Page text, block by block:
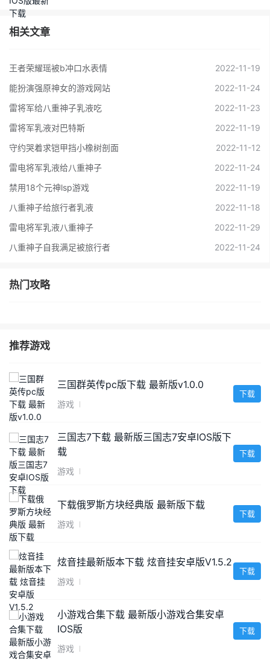
相关文章
王者荣耀瑶被b冲口水表情
2022-11-19
能扮演强原神女的游戏网站
2022-11-24
雷将军给八重神子乳液吃
2022-11-23
雷将军乳液对巴特斯
2022-11-19
守约哭着求铠甲挡小橡树剖面
2022-11-12
雷电将军乳液给八重神子
2022-11-24
禁用18个元神lsp游戏
2022-11-19
八重神子给旅行者乳液
2022-11-18
雷电将军乳液八重神子
2022-11-29
八重神子自我满足被旅行者
2022-11-24
热门攻略
推荐游戏
三国群英传pc版下载 最新版v1.0.0
游戏
下载
三国志7下载 最新版三国志7安卓IOS版下
载
游戏
下载
下载俄罗斯方块经典版 最新版下载
游戏
下载
炫音挂最新版本下载 炫音挂安卓版V1.5.2
游戏
下载
小游戏合集下载 最新版小游戏合集安卓
IOS版
游戏
下载